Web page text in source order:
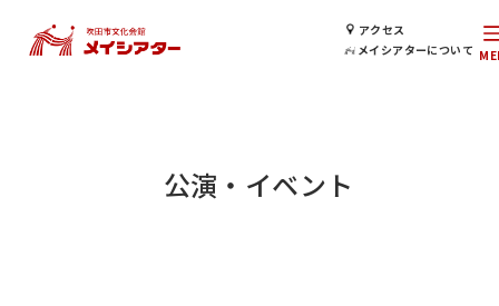
アクセス
メイシアターについて
公演・イベント